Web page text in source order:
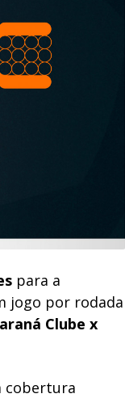
para a
jogo por rodada
Clube x
cobertura